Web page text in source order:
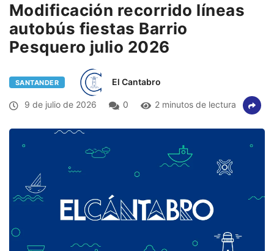
Modificación recorrido líneas
autobús fiestas Barrio
Pesquero julio 2026
SANTANDER El Cantabro
9 de julio de 2026 0 2 minutos de lectura